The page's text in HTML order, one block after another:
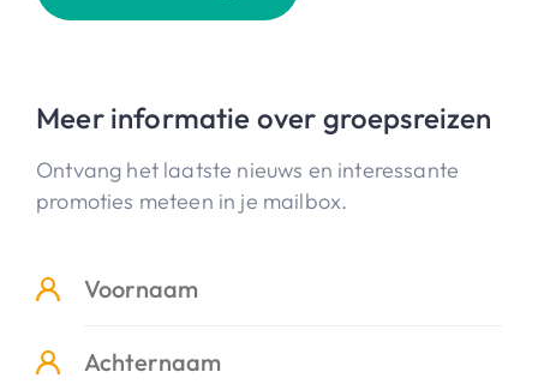
Meer informatie over groepsreizen
Ontvang het laatste nieuws en interessante
promoties meteen in je mailbox.